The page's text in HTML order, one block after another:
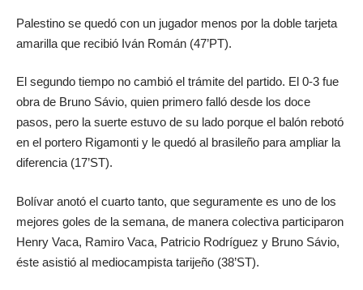
Palestino se quedó con un jugador menos por la doble tarjeta
amarilla que recibió Iván Román (47’PT).
El segundo tiempo no cambió el trámite del partido. El 0-3 fue
obra de Bruno Sávio, quien primero falló desde los doce
pasos, pero la suerte estuvo de su lado porque el balón rebotó
en el portero Rigamonti y le quedó al brasileño para ampliar la
diferencia (17’ST).
Bolívar anotó el cuarto tanto, que seguramente es uno de los
mejores goles de la semana, de manera colectiva participaron
Henry Vaca, Ramiro Vaca, Patricio Rodríguez y Bruno Sávio,
éste asistió al mediocampista tarijeño (38’ST).